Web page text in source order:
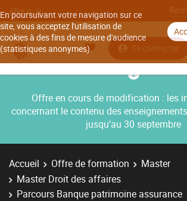
En poursuivant votre navigation sur ce
site, vous acceptez l'utilisation de
cookies à des fins de mesure d'audience
(statistiques anonymes).
Aller à
Se connecter
Offre en cours de modification : les
concernant le contenu des
jusqu’au 30 septembre
Accueil Offre de formation
Master
Master Droit des affaires
Parcours Banque patrimoine assurance